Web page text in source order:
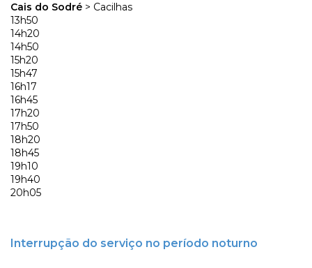
Cais do Sodré > Cacilhas
13h50
14h20
14h50
15h20
15h47
16h17
16h45
17h20
17h50
18h20
18h45
19h10
19h40
20h05
Interrupção do serviço no período noturno